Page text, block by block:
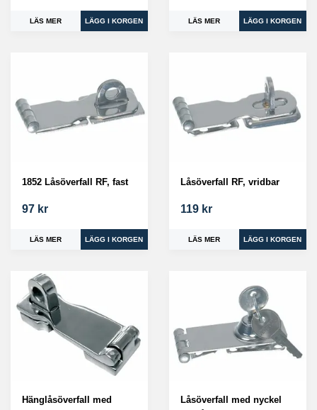
LÄS MER LÄS MER
1852 Låsöverfall RF, fast
97 kr
LÄS MER
Låsöverfall RF, vridbar
119 kr
LÄS MER
Hänglåsöverfall med
Låsöverfall med nyckel